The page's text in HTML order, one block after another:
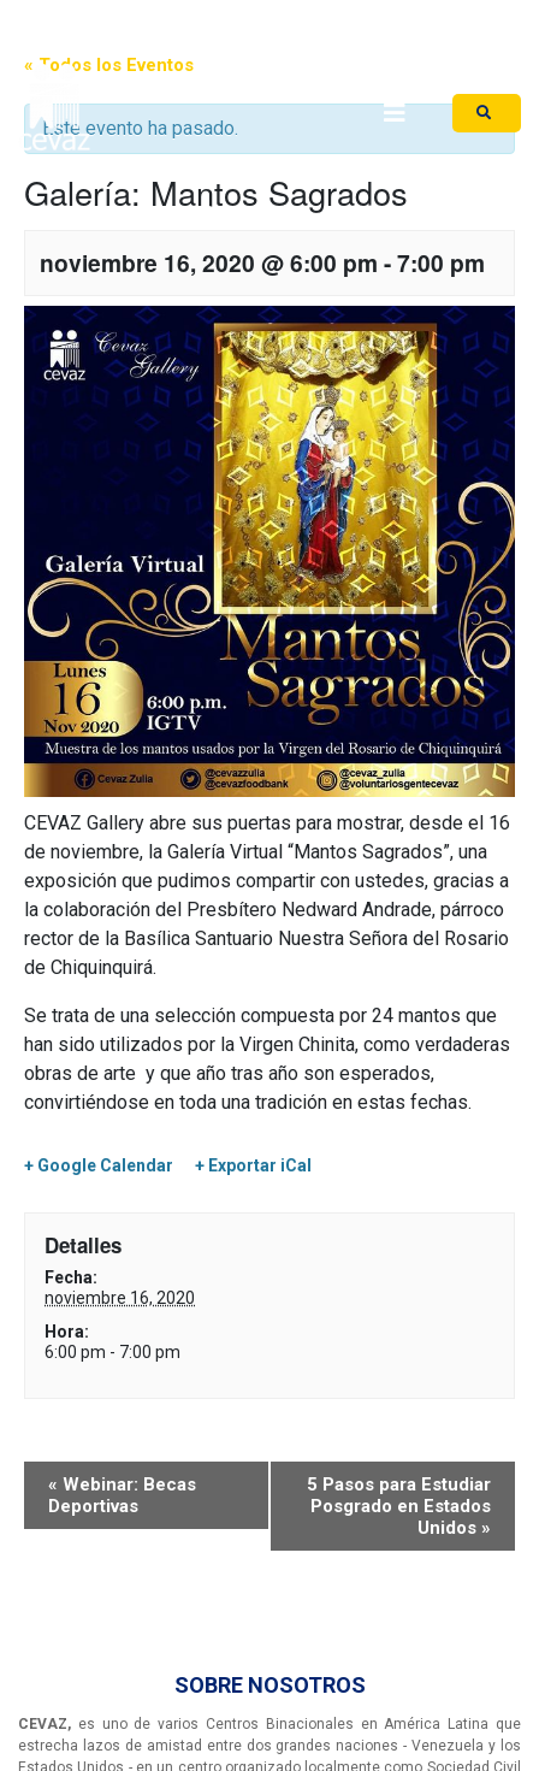
« Todos los Eventos
Este evento ha pasado.
Galería: Mantos Sagrados
noviembre 16, 2020 @ 6:00 pm -7:00 pm
CEVAZ Gallery abre sus puertas para mostrar, desde el 16
de noviembre, la Galería Virtual “Mantos Sagrados”, una
exposición que pudimos compartir con ustedes, gracias a
la colaboración del Presbítero Nedward Andrade, párroco
rector de la Basílica Santuario Nuestra Señora del Rosario
de Chiquinquirá.
Se trata de una selección compuesta por 24 mantos que
han sido utilizados por la Virgen Chinita, como verdaderas
obras de arte y que año tras año son esperados,
convirtiéndose en toda una tradición en estas fechas.
+ Google Calendar + Exportar iCal
Detalles
Fecha:
noviembre 16, 2020
Hora:
6:00 pm - 7:00 pm
« Webinar: Becas
Deportivas
5 Pasos para Estudiar
Posgrado en Estados
Unidos »
SOBRE NOSOTROS
CEVAZ, es uno de varios Centros Binacionales en América Latina que
estrecha lazos de amistad entre dos grandes naciones - Venezuela y los
Estados Unidos - en un centro organizado localmente como Sociedad Civil